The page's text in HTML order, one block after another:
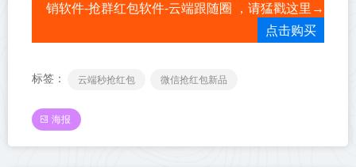
销软件-抢群红包软件-云端跟随圈 ，请猛戳这里→
点击购买
标签： 云端秒抢红包 微信抢红包新品
海报